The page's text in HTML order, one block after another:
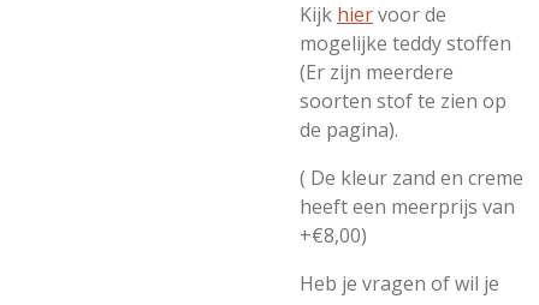
Kijk hiervoor de
mogelijke teddy stoffen
(Er zijn meerdere
soorten stof te zien op
de pagina).
( De kleur zand en creme
heeft een meerprijs van
+€8,00)
Heb je vragen of wil je